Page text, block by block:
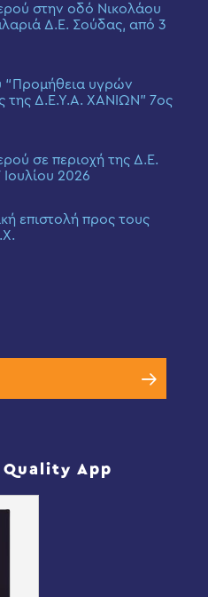
στην οδό Νικολάου
Δ.Ε. Σούδας, από 3
“Προμήθεια υγρών
της Δ.Ε.Υ.Α. ΧΑΝΙΩΝ” 7ος
σε περιοχή της Δ.Ε.
2026
επιστολή προς τους
Quality App